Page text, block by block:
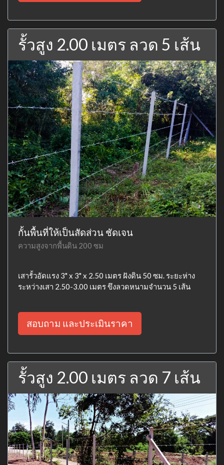
รั้วสูง 2.00 เมตร ลวด 5 เส้น
กั้นพื้นที่ให้เป็นสัดส่วน ชัดเจน
ความสูงจากพื้นดิน 200 ซม
เสารั้วอัดแรง 3" x 3" x 2.50 เมตร ฝังดิน 50 ซม. ระยะห่าง
ระหว่างเสา 2.50-3.00 เมตร ขึงลวดหนามจำนวน 5 เส้น
สอบถาม และประเมินราคา
รั้วสูง 2.00 เมตร ลวด 7 เส้น